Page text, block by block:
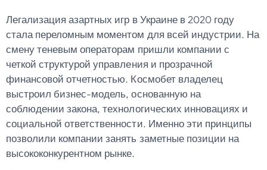
Легализация азартных игр в Украине в 2020 году
стала переломным моментом для всей индустрии. На
смену теневым операторам пришли компании с
четкой структурой управления и прозрачной
финансовой отчетностью. Космобет владелец
выстроил бизнес-модель, основанную на
соблюдении закона, технологических инновациях и
социальной ответственности. Именно эти принципы
позволили компании занять заметные позиции на
высококонкурентном рынке.